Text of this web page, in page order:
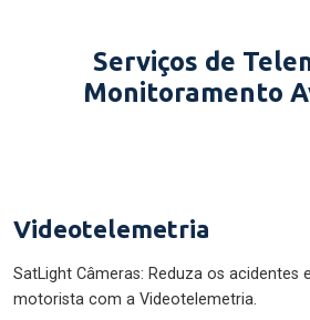
Serviços de
Monitoramento
Videotelemetria
SatLight Câmeras: Reduza os acidentes
motorista com a Videotelemetria.